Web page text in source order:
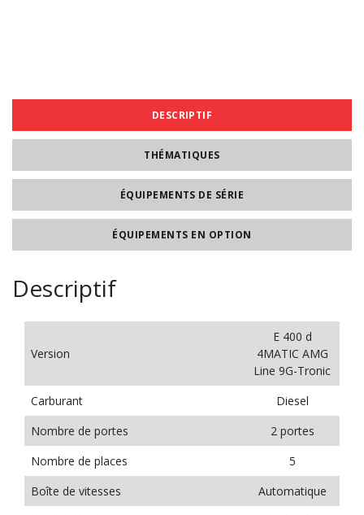
DESCRIPTIF
THÉMATIQUES
ÉQUIPEMENTS DE SÉRIE
ÉQUIPEMENTS EN OPTION
Descriptif
Version
E 400 d
4MATIC AMG
Line 9G-Tronic
Carburant
Diesel
Nombre de portes
2 portes
Nombre de places
5
Boîte de vitesses
Automatique